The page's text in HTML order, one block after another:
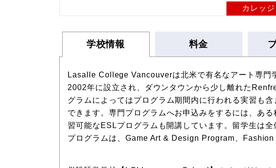
カレッ
学校情報 料金
Lasalle College Vancouverは北米で有名なアート専門
2002年に設立され、ダウンタウンから少し離れた
グラムによってはプログラム期間内に行われる実習も
できます。専門プログラムへお申込みをするには、あ
習可能なESLプログラムも開講しています。留学生は
プログラムは、Game Art & Design Program、